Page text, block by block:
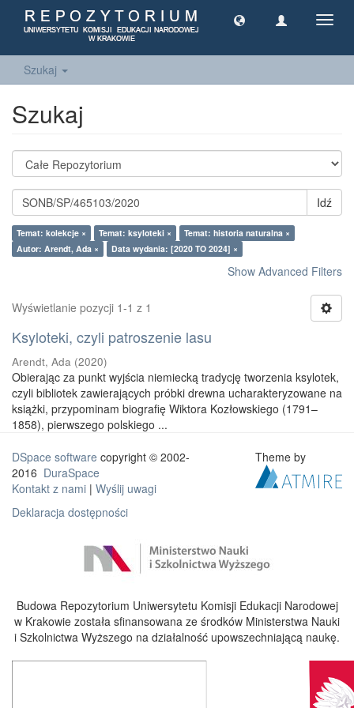
Szukaj
Szukaj
Idź
Temat: kolekcje × Temat: ksyloteki ×
Temat: historia naturalna ×
Autor: Arendt, Ada ×
Data wydania: [2020 TO 2024] ×
Show Advanced Filters
Wyświetlanie pozycji 1-1 z 1
Ksyloteki, czyli patroszenie lasu
Arendt, Ada (2020)
Obierając za punkt wyjścia niemiecką tradycję tworzenia ksylotek,
czyli bibliotek zawierających próbki drewna ucharakteryzowane na
książki, przypominam biografię Wiktora Kozłowskiego (1791–
1858), pierwszego polskiego ...
DSpace software copyright © 2002-
2016 DuraSpace
Kontakt z nami | Wyślij uwagi
Deklaracja dostępności
Theme by
Budowa Repozytorium Uniwersytetu Komisji Edukacji Narodowej
w Krakowie została sfinansowana ze środków Ministerstwa Nauki
i Szkolnictwa Wyższego na działalność upowszechniającą naukę.